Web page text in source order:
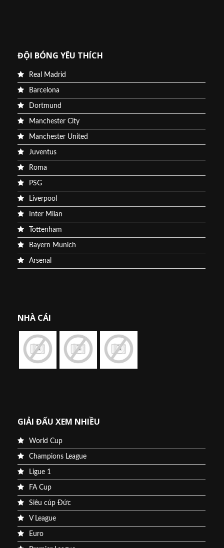
ĐỘI BÓNG YÊU THÍCH
Real Madrid
Barcelona
Dortmund
Manchester City
Manchester United
Juventus
Roma
PSG
Liverpool
Inter Milan
Tottenham
Bayern Munich
Arsenal
NHÀ CÁI
GIẢI ĐẤU XEM NHIỀU
World Cup
Champions League
Ligue 1
FA Cup
Siêu cúp Đức
V League
Euro